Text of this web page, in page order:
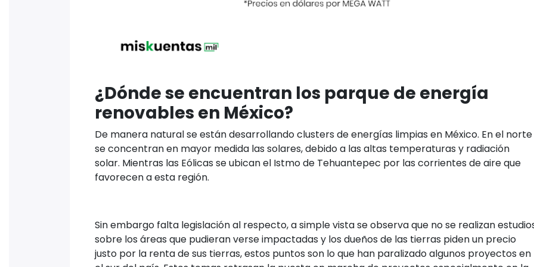
¿Dónde se encuentran los parque de energía
renovables en México?
De manera natural se están desarrollando clusters de energías limpias en México. En el norte
se concentran en mayor medida las solares, debido a las altas temperaturas y radiación
solar. Mientras las Eólicas se ubican el Istmo de Tehuantepec por las corrientes de aire que
favorecen a esta región.
Sin embargo falta legislación al respecto, a simple vista se observa que no se realizan
sobre los áreas que pudieran verse impactadas y los dueños de las tierras piden un precio
justo por la renta de sus tierras, estos puntos son lo que han paralizado algunos proyectos en